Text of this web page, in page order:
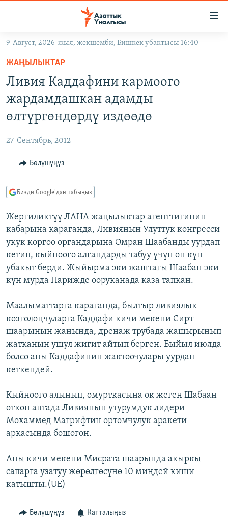
Навигацияга
өтүңүз
Издөөгө
салыңыз
МАДАНИЯТ
УКРАИНА
ТВ ПРОГРАММАЛАР
БҮГҮН АЗАТТЫКТА
ДАНИСТЕ
АЗАТТЫК+
ЫҢГАЙСЫЗ СУРООЛОР
ПОДКАСТ
ОНЛАЙН ШЕРИНЕ
ЭЕ/АРнун бардык сайттары
9-Август, 2026-жыл, жекшемби, Бишкек убактысы 16:40
ЖАҢЫЛЫКТАР
Ливия Каддафини кармоого
жардамдашкан адамды
өлтүргөндөрдү издөөдө
27-Сентябрь, 2012
Бөлүшүңүз
Бизди Google'дан табыңыз
Жергиликтүү ЛАНА жаңылыктар агенттигинин
кабарына караганда, Ливиянын Улуттук конгресси
укук коргоо органдарына Омран Шаабанды уурдап
кетип, кыйноого алгандарды табуу үчүн он күн
убакыт берди. Жыйырма эки жаштагы Шаабан эки
күн мурда Парижде ооруканада каза тапкан.
Маалыматтарга караганда, былтыр ливиялык
козголоңчуларга Каддафи кичи мекени Сирт
шаарынын жанында, дренаж трубада жашырынып
жатканын ушул жигит айтып берген. Быйыл июлда
болсо аны Каддафинин жактоочулары уурдап
кеткендей.
Кыйноого алынып, омурткасына ок жеген Шабаан
өткөн аптада Ливиянын утурумдук лидери
Мохаммед Магрифтин ортомчулук аракети
аркасында бошогон.
Аны кичи мекени Мисрата шаарында акыркы
сапарга узатуу жөрөлгөсүнө 10 миңдей киши
катышты.(UE)
Бөлүшүңүз Катталыңыз